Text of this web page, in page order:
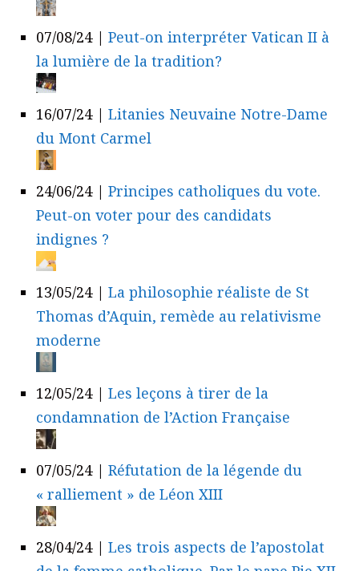
07/08/24 | Peut-on interpréter Vatican II à
la lumière de la tradition?
16/07/24 | Litanies Neuvaine Notre-Dame
du Mont Carmel
24/06/24 | Principes catholiques du vote.
Peut-on voter pour des candidats
indignes ?
13/05/24 | La philosophie réaliste de St
Thomas d’Aquin, remède au relativisme
moderne
12/05/24 | Les leçons à tirer de la
condamnation de l’Action Française
07/05/24 | Réfutation de la légende du
« ralliement » de Léon XIII
28/04/24 | Les trois aspects de l’apostolat